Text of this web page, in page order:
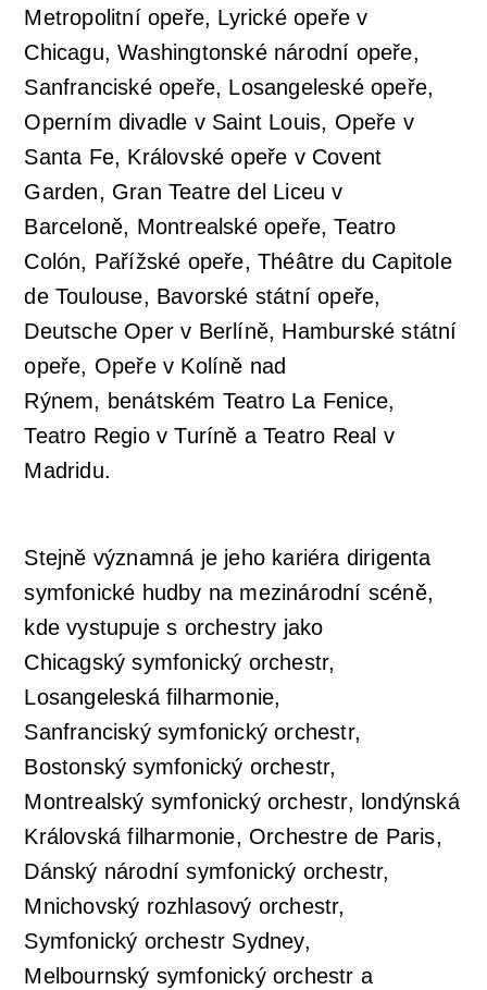
Metropolitní opeře, Lyrické opeře v
Chicagu, Washingtonské národní opeře,
Sanfranciské opeře, Losangeleské opeře,
Operním divadle v Saint Louis, Opeře v
Santa Fe, Královské opeře v Covent
Garden, Gran Teatre del Liceu v
Barceloně, Montrealské opeře, Teatro
Colón, Pařížské opeře, Théâtre du Capitole
de Toulouse, Bavorské státní opeře,
Deutsche Oper v Berlíně, Hamburské státní
opeře, Opeře v Kolíně nad
Rýnem, benátském Teatro La Fenice,
Teatro Regio v Turíně a Teatro Real v
Madridu.
Stejně významná je jeho kariéra dirigenta
symfonické hudby na mezinárodní scéně,
kde vystupuje s orchestry jako
Chicagský symfonický orchestr,
Losangeleská filharmonie,
Sanfranciský symfonický orchestr,
Bostonský symfonický orchestr,
Montrealský symfonický orchestr, londýnská
Královská filharmonie, Orchestre de Paris,
Dánský národní symfonický orchestr,
Mnichovský rozhlasový orchestr,
Symfonický orchestr Sydney,
Melbournský symfonický orchestr a